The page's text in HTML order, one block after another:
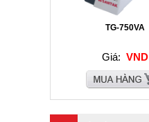
TG-750VA
Giá: VND